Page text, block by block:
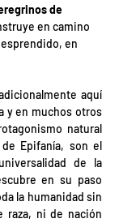
de
en camino
en
aquí
y en muchos otros
natural
Epifanía, son el
de la
en su paso
la humanidad sin
raza, ni de nación